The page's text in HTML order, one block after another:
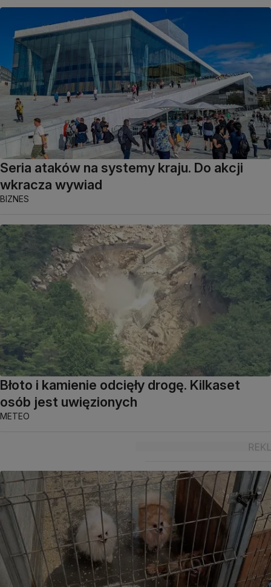
Seria ataków na systemy kraju. Do akcji
wkracza wywiad
BIZNES
Błoto i kamienie odcięły drogę. Kilkaset
osób jest uwięzionych
METEO